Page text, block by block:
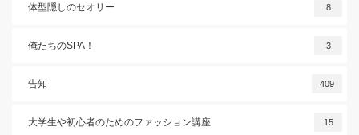
体型隠しのセオリー 8
俺たちのSPA！ 3
告知 409
大学生や初心者のためのファッション講座 15